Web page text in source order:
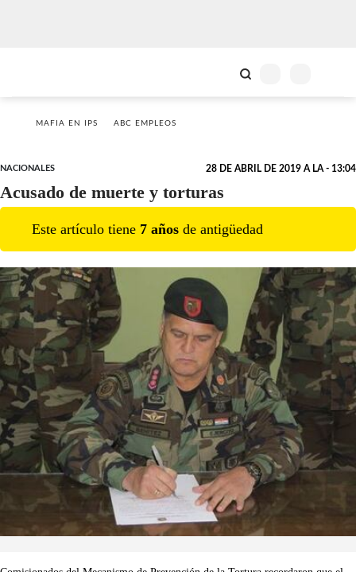
MAFIA EN IPS ABC EMPLEOS
NACIONALES 28 DE ABRIL DE 2019 A LA - 13:04
Acusado de muerte y torturas
Este artículo tiene 7 años de antigüedad